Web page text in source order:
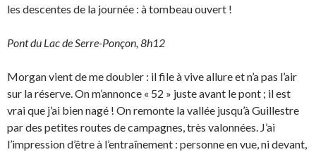
les descentes de la journée : à tombeau ouvert !
Pont du Lac de Serre-Ponçon, 8h12
Morgan vient de me doubler : il file à vive allure et n’a pas l’air
sur la réserve. On m’annonce « 52 » juste avant le pont ; il est
vrai que j’ai bien nagé ! On remonte la vallée jusqu’à Guillestre
par des petites routes de campagnes, très valonnées. J’ai
l’impression d’être à l’entraînement : personne en vue, ni devant,